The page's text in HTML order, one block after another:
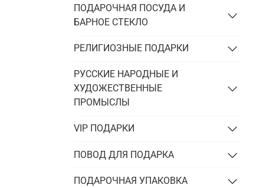
ПОДАРОЧНАЯ ПОСУДА И
БАРНОЕ СТЕКЛО
РЕЛИГИОЗНЫЕ ПОДАРКИ
РУССКИЕ НАРОДНЫЕ И
ХУДОЖЕСТВЕННЫЕ
ПРОМЫСЛЫ
VIP ПОДАРКИ
ПОВОД ДЛЯ ПОДАРКА
ПОДАРОЧНАЯ УПАКОВКА